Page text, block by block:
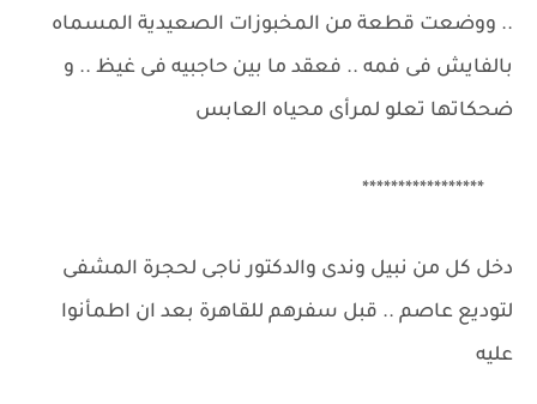
.. ووضعت قطعة من المخبوزات الصعيدية المسماه
بالفايش فى فمه .. فعقد ما بين حاجبيه فى غيظ .. و
ضحكاتها تعلو لمرأى محياه العابس
*****************
دخل كل من نبيل وندى والدكتور ناجى لحجرة المشفى
لتوديع عاصم .. قبل سفرهم للقاهرة بعد ان اطمأنوا
عليه